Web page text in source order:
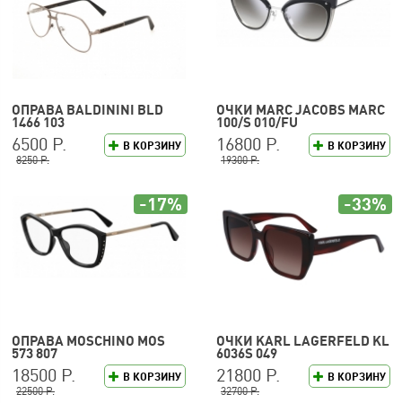
ОПРАВА BALDININI BLD
1466 103
В КОРЗИНУ
6500 Р.
8250 Р.
ОЧКИ MARC JACOBS MARC
100/S 010/FU
В КОРЗИНУ
16800 Р.
19300 Р.
ОПРАВА MOSCHINO MOS
573 807
В КОРЗИНУ
18500 Р.
22500 Р.
-17%
ОЧКИ KARL LAGERFELD KL
6036S 049
В КОРЗИНУ
21800 Р.
32700 Р.
-33%